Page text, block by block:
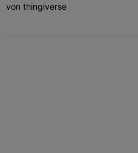
von thingiverse